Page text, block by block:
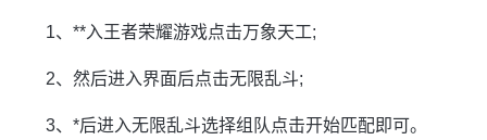
1、**入王者荣耀游戏点击万象天工;
2、然后进入界面后点击无限乱斗;
3、*后进入无限乱斗选择组队点击开始匹配即可。